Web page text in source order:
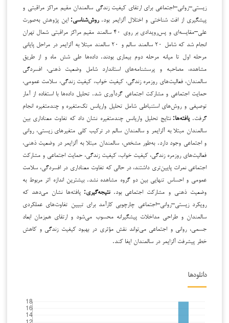
زیستی–روانی–اجتماعی برای ارتقای کیفیت زندگی سالمندان مقیم مراکز مراقبتی و
پیشگیری از افت شناختی و اختلال آلزایمر بود.روش‌شناسی: این پژوهش به‌صورت
علی–مقایسه‌ای و پس‌رویدادی بر روی ۴۰ سالمند مقیم مراکز مراقبتی شمال تهران
انجام شد که شامل ۲۰ سالمند سالم و ۲۰ سالمند مبتلا به آلزایمر در مراحل پایانی
مرحله اول تا میانه مرحله دوم بیماری بودند. داده‌ها طی شش ماه و از طریق
مشاهده، مصاحبه و پرسشنامه‌های استاندارد شامل وضعیت ذهنی، افسردگی
سالمندان، فعالیت‌های روزمره زندگی، کیفیت خواب، کیفیت زندگی، سلامت عمومی،
حمایت اجتماعی و مشارکت اجتماعی گردآوری شد. تحلیل داده‌ها با استفاده از آمار
توصیفی و روش‌های استنباطی شامل تحلیل واریانس تک‌متغیره و چندمتغیره انجام
گرفت.یافته‌ها:نتایج تحلیل واریانس چندمتغیره نشان داد که تفاوت معناداری بین
سالمندان مبتلا به آلزایمر و سالمندان سالم در ترکیب کلی متغیرهای زیستی، روانی
و اجتماعی وجود دارد. به‌طور مشخص، سالمندان مبتلا به آلزایمر در وضعیت ذهنی،
فعالیت‌های روزمره زندگی، کیفیت خواب، کیفیت زندگی، حمایت اجتماعی و مشارکت
اجتماعی نمرات پایین‌تری داشتند، در حالی که تفاوت معناداری در افسردگی، سلامت
عمومی و احساس تنهایی بین دو گروه مشاهده نشد. بیشترین اندازه اثر مربوط به
وضعیت ذهنی و مشارکت اجتماعی بود.نتیجه‌گیری: یافته‌ها نشان می‌دهد که
رویکرد زیستی–روانی–اجتماعی چارچوبی کارآمد برای تبیین تفاوت‌های عملکردی
سالمندان و طراحی مداخلات پیشگیرانه محسوب می‌شود و ارتقای هم‌زمان ابعاد
جسمی، روانی و اجتماعی می‌تواند نقش مؤثری در بهبود کیفیت زندگی و کاهش
خطر پیشرفت آلزایمر در سالمندان ایفا کند.
دانلودها